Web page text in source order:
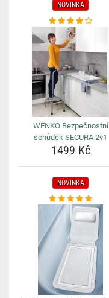
NOVINKA
WENKO Bezpečnostní
schůdek SECURA 2v1
1499 Kč
NOVINKA